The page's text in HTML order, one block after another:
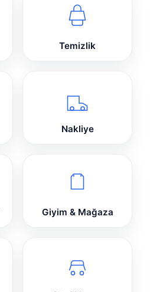
Temizlik
Nakliye
Giyim & Mağaza